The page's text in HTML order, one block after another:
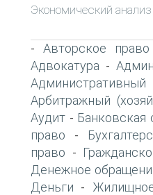
Экономический анализ
-Авторское право
Адвокатура -
Арбитражный
Аудит - Банковская
право -
право -
Денежное
Деньги -